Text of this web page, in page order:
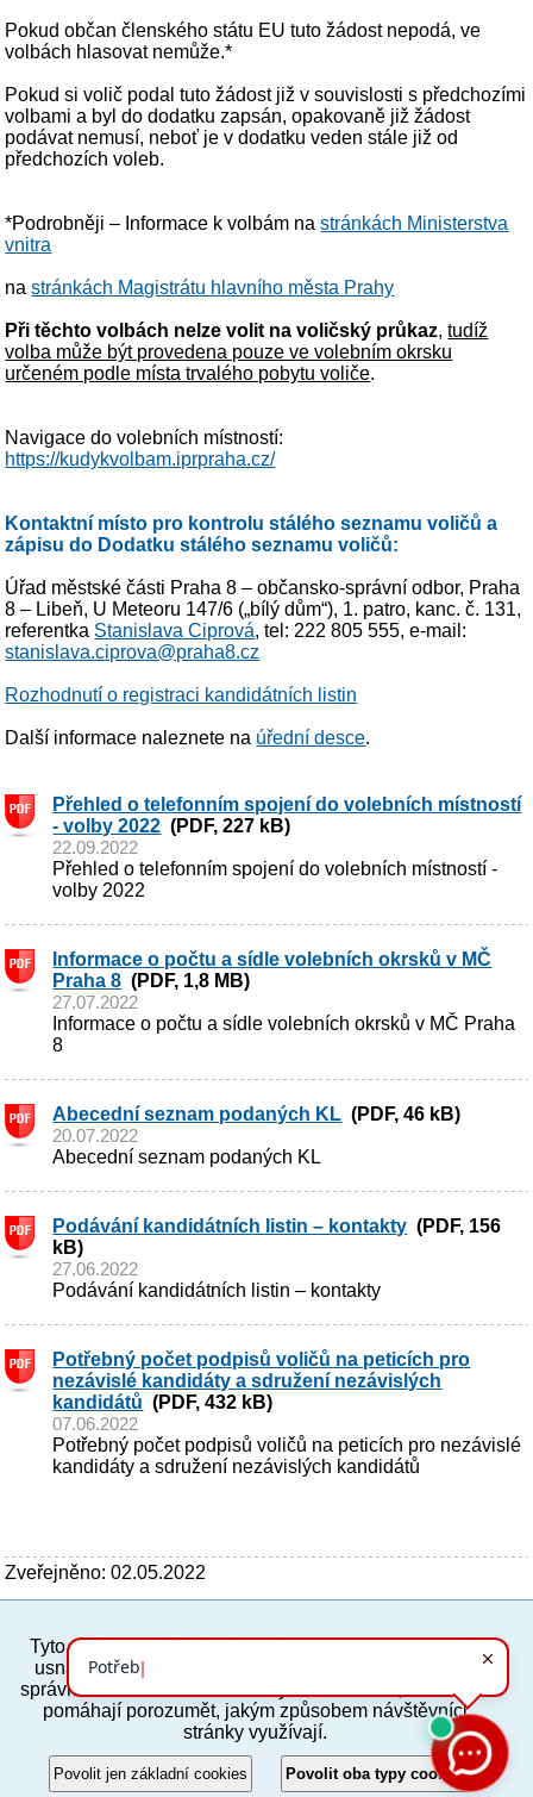
Pokud občan členského státu EU tuto žádost nepodá, ve
volbách hlasovat nemůže.*
Pokud si volič podal tuto žádost již v souvislosti s předchozími
volbami a byl do dodatku zapsán, opakovaně již žádost
podávat nemusí, neboť je v dodatku veden stále již od
předchozích voleb.
*Podrobněji – Informace k volbám nastránkách Ministerstva
vnitra
nastránkách Magistrátu hlavního města Prahy
Při těchto volbách nelze volit na voličský průkaz,tudíž
volba může být provedena pouze ve volebním okrsku
určeném podle místa trvalého pobytu voliče.
Navigace do volebních místností:
https://kudykvolbam.iprpraha.cz/
Kontaktní místo pro kontrolu stálého seznamu voličů a
zápisu do Dodatku stálého seznamu voličů:
Úřad městské části Praha 8 – občansko-správní odbor, Praha
8 – Libeň, U Meteoru 147/6 („bílý dům“), 1. patro, kanc. č. 131,
referentka Stanislava Ciprová, tel: 222 805 555, e-mail:
stanislava.ciprova@praha8.cz
Rozhodnutí o registraci kandidátních listin
Další informace naleznete na úřední desce.
Přehled o telefonním spojení do volebních místností
- volby 2022 (PDF, 227 kB)
22.09.2022
Přehled o telefonním spojení do volebních místností -
volby 2022
Informace o počtu a sídle volebních okrsků v MČ
Praha 8 (PDF, 1,8 MB)
27.07.2022
Informace o počtu a sídle volebních okrsků v MČ Praha
8
Abecední seznam podaných KL (PDF, 46 kB)
20.07.2022
Abecední seznam podaných KL
Podávání kandidátních listin – kontakty (PDF, 156
kB)
27.06.2022
Podávání kandidátních listin – kontakty
Potřebný počet podpisů voličů na peticích pro
nezávislé kandidáty a sdružení nezávislých
kandidátů (PDF, 432 kB)
07.06.2022
Potřebný počet podpisů voličů na peticích pro nezávislé
kandidáty a sdružení nezávislých kandidátů
Zveřejněno: 02.05.2022
ENG
Povinné a praktické informace
© 2012–2019 MČ Praha 8
Tyto stránky využívají základní soubory cookies, které
usnadňují jejich prohlížení a jsou nezbytné pro jejich
správnou funkci. Volitelně analytické cookies, které nám
pomáhají porozumět, jakým způsobem návštěvníci
stránky využívají.
Povolit jen základní cookies Povolit oba typy cookies